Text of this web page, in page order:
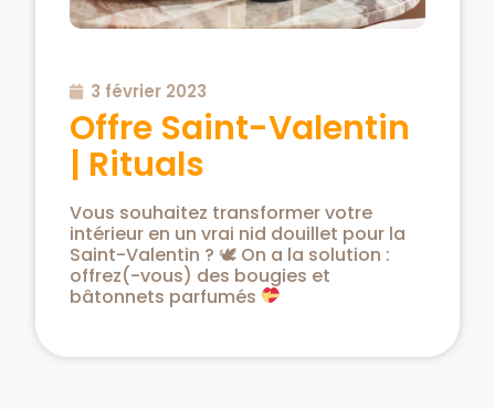
3 février 2023
Offre Saint-Valentin
| Rituals
Vous souhaitez transformer votre
intérieur en un vrai nid douillet pour la
Saint-Valentin ? 🕊 On a la solution :
offrez(-vous) des bougies et
bâtonnets parfumés